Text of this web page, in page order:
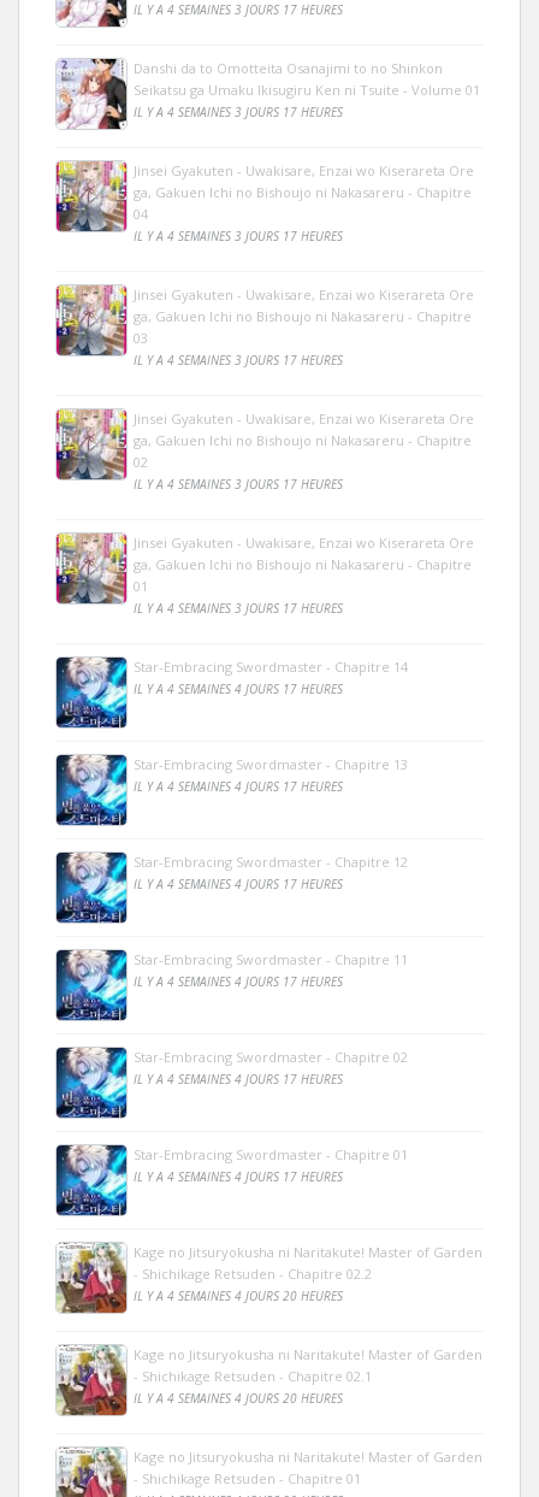
IL Y A 4 SEMAINES 3 JOURS 17 HEURES
Danshi da to Omotteita Osanajimi to no Shinkon
Seikatsu ga Umaku Ikisugiru Ken ni Tsuite - Volume 01
IL Y A 4 SEMAINES 3 JOURS 17 HEURES
Jinsei Gyakuten - Uwakisare, Enzai wo Kiserareta Ore
ga, Gakuen Ichi no Bishoujo ni Nakasareru - Chapitre
04
IL Y A 4 SEMAINES 3 JOURS 17 HEURES
Jinsei Gyakuten - Uwakisare, Enzai wo Kiserareta Ore
ga, Gakuen Ichi no Bishoujo ni Nakasareru - Chapitre
03
IL Y A 4 SEMAINES 3 JOURS 17 HEURES
Jinsei Gyakuten - Uwakisare, Enzai wo Kiserareta Ore
ga, Gakuen Ichi no Bishoujo ni Nakasareru - Chapitre
02
IL Y A 4 SEMAINES 3 JOURS 17 HEURES
Jinsei Gyakuten - Uwakisare, Enzai wo Kiserareta Ore
ga, Gakuen Ichi no Bishoujo ni Nakasareru - Chapitre
01
IL Y A 4 SEMAINES 3 JOURS 17 HEURES
Star-Embracing Swordmaster - Chapitre 14
IL Y A 4 SEMAINES 4 JOURS 17 HEURES
Star-Embracing Swordmaster - Chapitre 13
IL Y A 4 SEMAINES 4 JOURS 17 HEURES
Star-Embracing Swordmaster - Chapitre 12
IL Y A 4 SEMAINES 4 JOURS 17 HEURES
Star-Embracing Swordmaster - Chapitre 11
IL Y A 4 SEMAINES 4 JOURS 17 HEURES
Star-Embracing Swordmaster - Chapitre 02
IL Y A 4 SEMAINES 4 JOURS 17 HEURES
Star-Embracing Swordmaster - Chapitre 01
IL Y A 4 SEMAINES 4 JOURS 17 HEURES
Kage no Jitsuryokusha ni Naritakute! Master of Garden
- Shichikage Retsuden - Chapitre 02.2
IL Y A 4 SEMAINES 4 JOURS 20 HEURES
Kage no Jitsuryokusha ni Naritakute! Master of Garden
- Shichikage Retsuden - Chapitre 02.1
IL Y A 4 SEMAINES 4 JOURS 20 HEURES
Kage no Jitsuryokusha ni Naritakute! Master of Garden
- Shichikage Retsuden - Chapitre 01